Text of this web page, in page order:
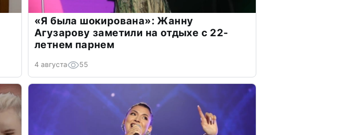
«Я была шокирована»: Жанну
Агузарову заметили на отдыхе с 22-
летнем парнем
4 августа 55